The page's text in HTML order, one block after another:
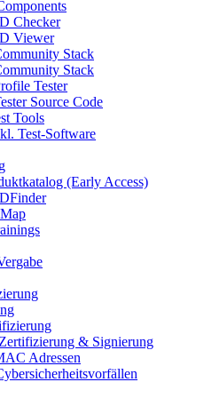
Checker
Viewer
Stack
Stack
Tester
Source Code
Tools
Test-Software
(Early Access)
& Signierung
Adressen